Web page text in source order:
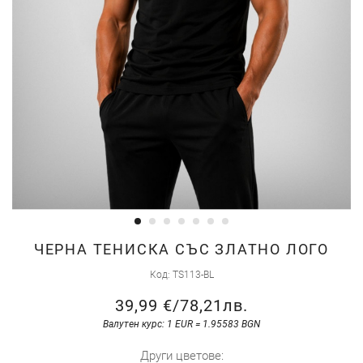
ЧЕРНА ТЕНИСКА СЪС ЗЛАТНО ЛОГО
Код TS113-BL
39,99 €/78,21лв.
Валутен курс: 1 EUR = 1.95583 BGN
Други цветове:
Преминете